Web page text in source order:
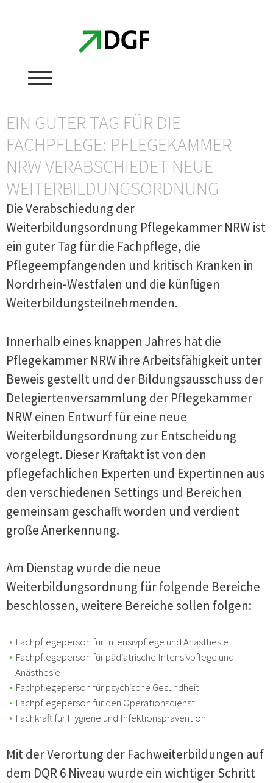
EIN GUTER TAG FÜR DIE
FACHPFLEGE: PFLEGEKAMMER
NRW VERABSCHIEDET NEUE
WEITERBILDUNGSORDNUNG
Die Verabschiedung der
Weiterbildungsordnung Pflegekammer NRW ist
ein guter Tag für die Fachpflege, die
Pflegeempfangenden und kritisch Kranken in
Nordrhein-Westfalen und die künftigen
Weiterbildungsteilnehmenden.
Innerhalb eines knappen Jahres hat die
Pflegekammer NRW ihre Arbeitsfähigkeit unter
Beweis gestellt und der Bildungsausschuss der
Delegiertenversammlung der Pflegekammer
NRW einen Entwurf für eine neue
Weiterbildungsordnung zur Entscheidung
vorgelegt. Dieser Kraftakt ist von den
pflegefachlichen Experten und Expertinnen aus
den verschiedenen Settings und Bereichen
gemeinsam geschafft worden und verdient
große Anerkennung.
Am Dienstag wurde die neue
Weiterbildungsordnung für folgende Bereiche
beschlossen, weitere Bereiche sollen folgen:
Fachpflegeperson für Intensivpflege und Anästhesie
Fachpflegeperson für pädiatrische Intensivpflege und
Anästhesie
Fachpflegeperson für psychische Gesundheit
Fachpflegeperson für den Operationsdienst
Fachkraft für Hygiene und Infektionsprävention
Mit der Verortung der Fachweiterbildungen auf
dem DQR 6 Niveau wurde ein wichtiger Schritt